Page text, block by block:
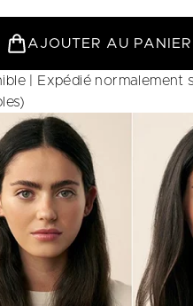
AJOUTER AU PANIER
| Expédié normalement